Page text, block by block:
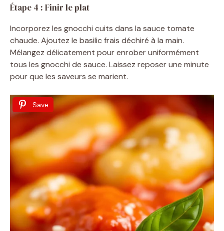
Étape 4 : Finir le plat
Incorporez les gnocchi cuits dans la sauce tomate
chaude. Ajoutez le basilic frais déchiré à la main.
Mélangez délicatement pour enrober uniformément
tous les gnocchi de sauce. Laissez reposer une minute
pour que les saveurs se marient.
Save